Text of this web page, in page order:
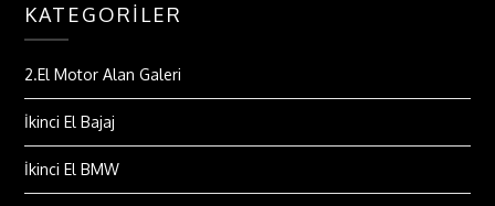
KATEGORILER
2.El Motor Alan Galeri
İkinci El Bajaj
İkinci El BMW